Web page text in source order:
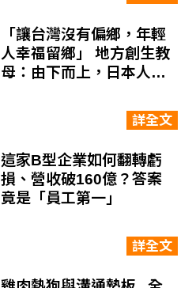
「讓台灣沒有偏鄉，年輕
人幸福留鄉」 地方創生教
母：由下而上，日本人也
詳全文
這家B型企業如何翻轉虧
損、營收破160億？答案
竟是「員工第一」
詳全文